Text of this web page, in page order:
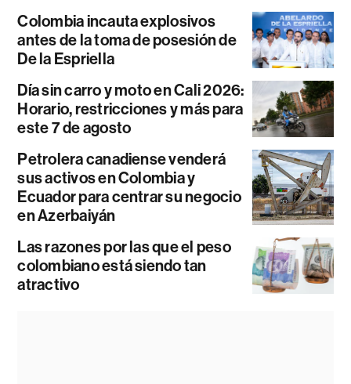
Colombia incauta explosivos
antes de la toma de posesión de
De la Espriella
Día sin carro y moto en Cali 2026:
Horario, restricciones y más para
este 7 de agosto
Petrolera canadiense venderá
sus activos en Colombia y
Ecuador para centrar su negocio
en Azerbaiyán
Las razones por las que el peso
colombiano está siendo tan
atractivo